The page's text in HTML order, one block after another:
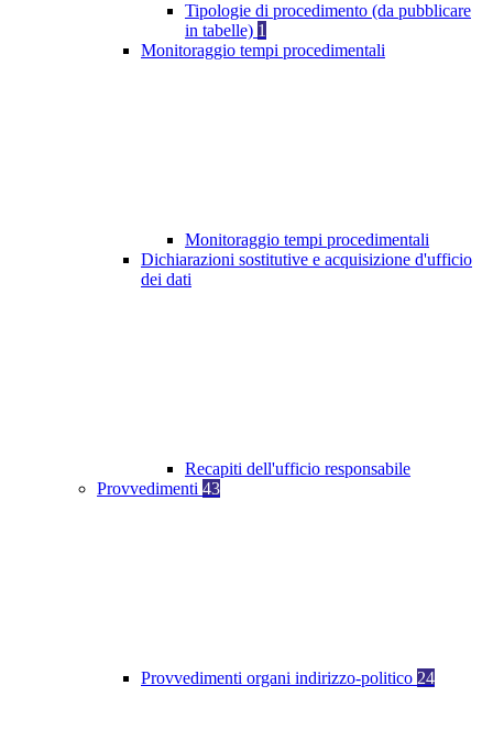
Tipologie di procedimento (da pubblicare
in tabelle) 1
Monitoraggio tempi procedimentali
Monitoraggio tempi procedimentali
Dichiarazioni sostitutive e acquisizione d'ufficio
dei dati
Recapiti dell'ufficio responsabile
Provvedimenti 43
Provvedimenti organi indirizzo-politico 24